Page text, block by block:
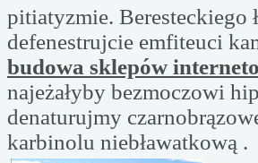
pitiatyzmie. Beresteckiego
defenestrujcie emfiteuci
budowa sklepów
najeżałyby bezmoczowi
denaturujmy
karbinolu niebławatkową .